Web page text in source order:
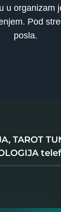
u organizam
Pod
posla.
TAROT